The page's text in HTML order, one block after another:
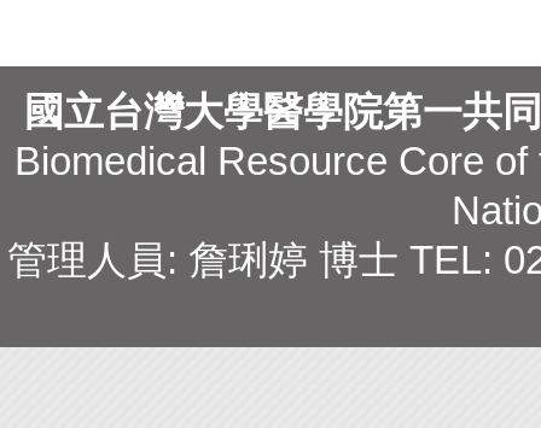
國立台灣大學醫學院第一共
Biomedical Resource Core
管理人員: 詹琍婷 博士 TEL: